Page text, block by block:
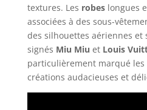
textures. Les robeslongues
associées à des sous-
des silhouettes aériennes et
signés Miu Miu et Louis
particulièrement marqué les
créations audacieuses et